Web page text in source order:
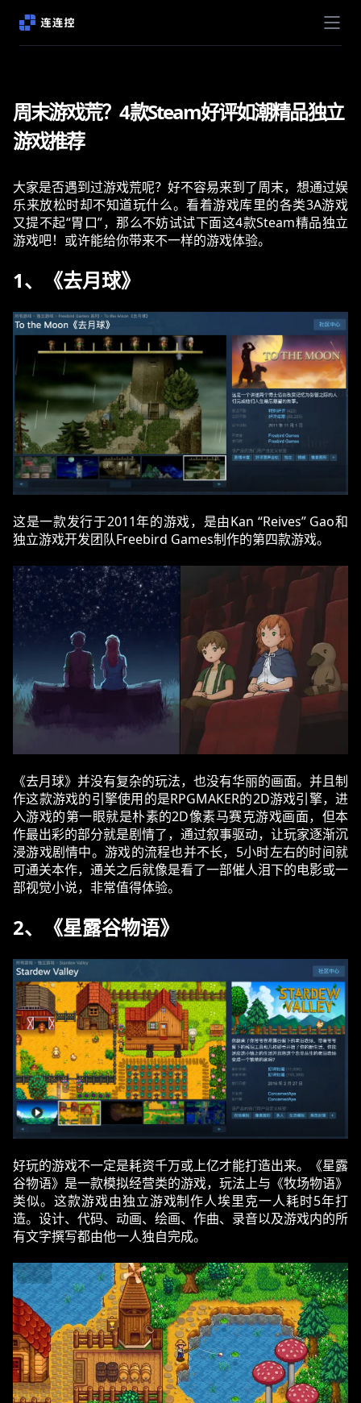
周末游戏荒？4款Steam好评如潮精品独立
游戏推荐
大家是否遇到过游戏荒呢？好不容易来到了周末，想通过娱
乐来放松时却不知道玩什么。看着游戏库里的各类3A游戏
又提不起“胃口”，那么不妨试试下面这4款Steam精品独立
游戏吧！或许能给你带来不一样的游戏体验。
1、《去月球》
这是一款发行于2011年的游戏，是由Kan “Reives” Gao和
独立游戏开发团队Freebird Games制作的第四款游戏。
《去月球》‌并没有复杂的玩法，也没有华丽的画面。并且制
作这款游戏的引擎使用的是RPGMAKER的2D游戏引擎，进
入游戏的第一眼就是朴素的2D像素马赛克游戏画面，但本
作最出彩的部分就是剧情了，通过叙事驱动，让玩家逐渐沉
浸游戏剧情中。游戏的流程也并不长，5小时左右的时间就
可通关本作，通关之后就像是看了一部催人泪下的电影或一
部视觉小说，非常值得体验。
2、《星露谷物语》
好玩的游戏不一定是耗资千万或上亿才能打造出来。《星露
谷物语》是一款模拟经营类的游戏，玩法上与《牧场物语》
类似。这款游戏由独立游戏制作人埃里克一人耗时5年打
造。设计、代码、动画、绘画、作曲、录音以及游戏内的所
有文字撰写都由他一人独自完成。